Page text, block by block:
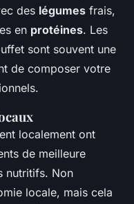
des légumes frais,
en protéines. Les
sont souvent une
de composer votre
localement ont
de meilleure
nutritifs. Non
locale, mais cela